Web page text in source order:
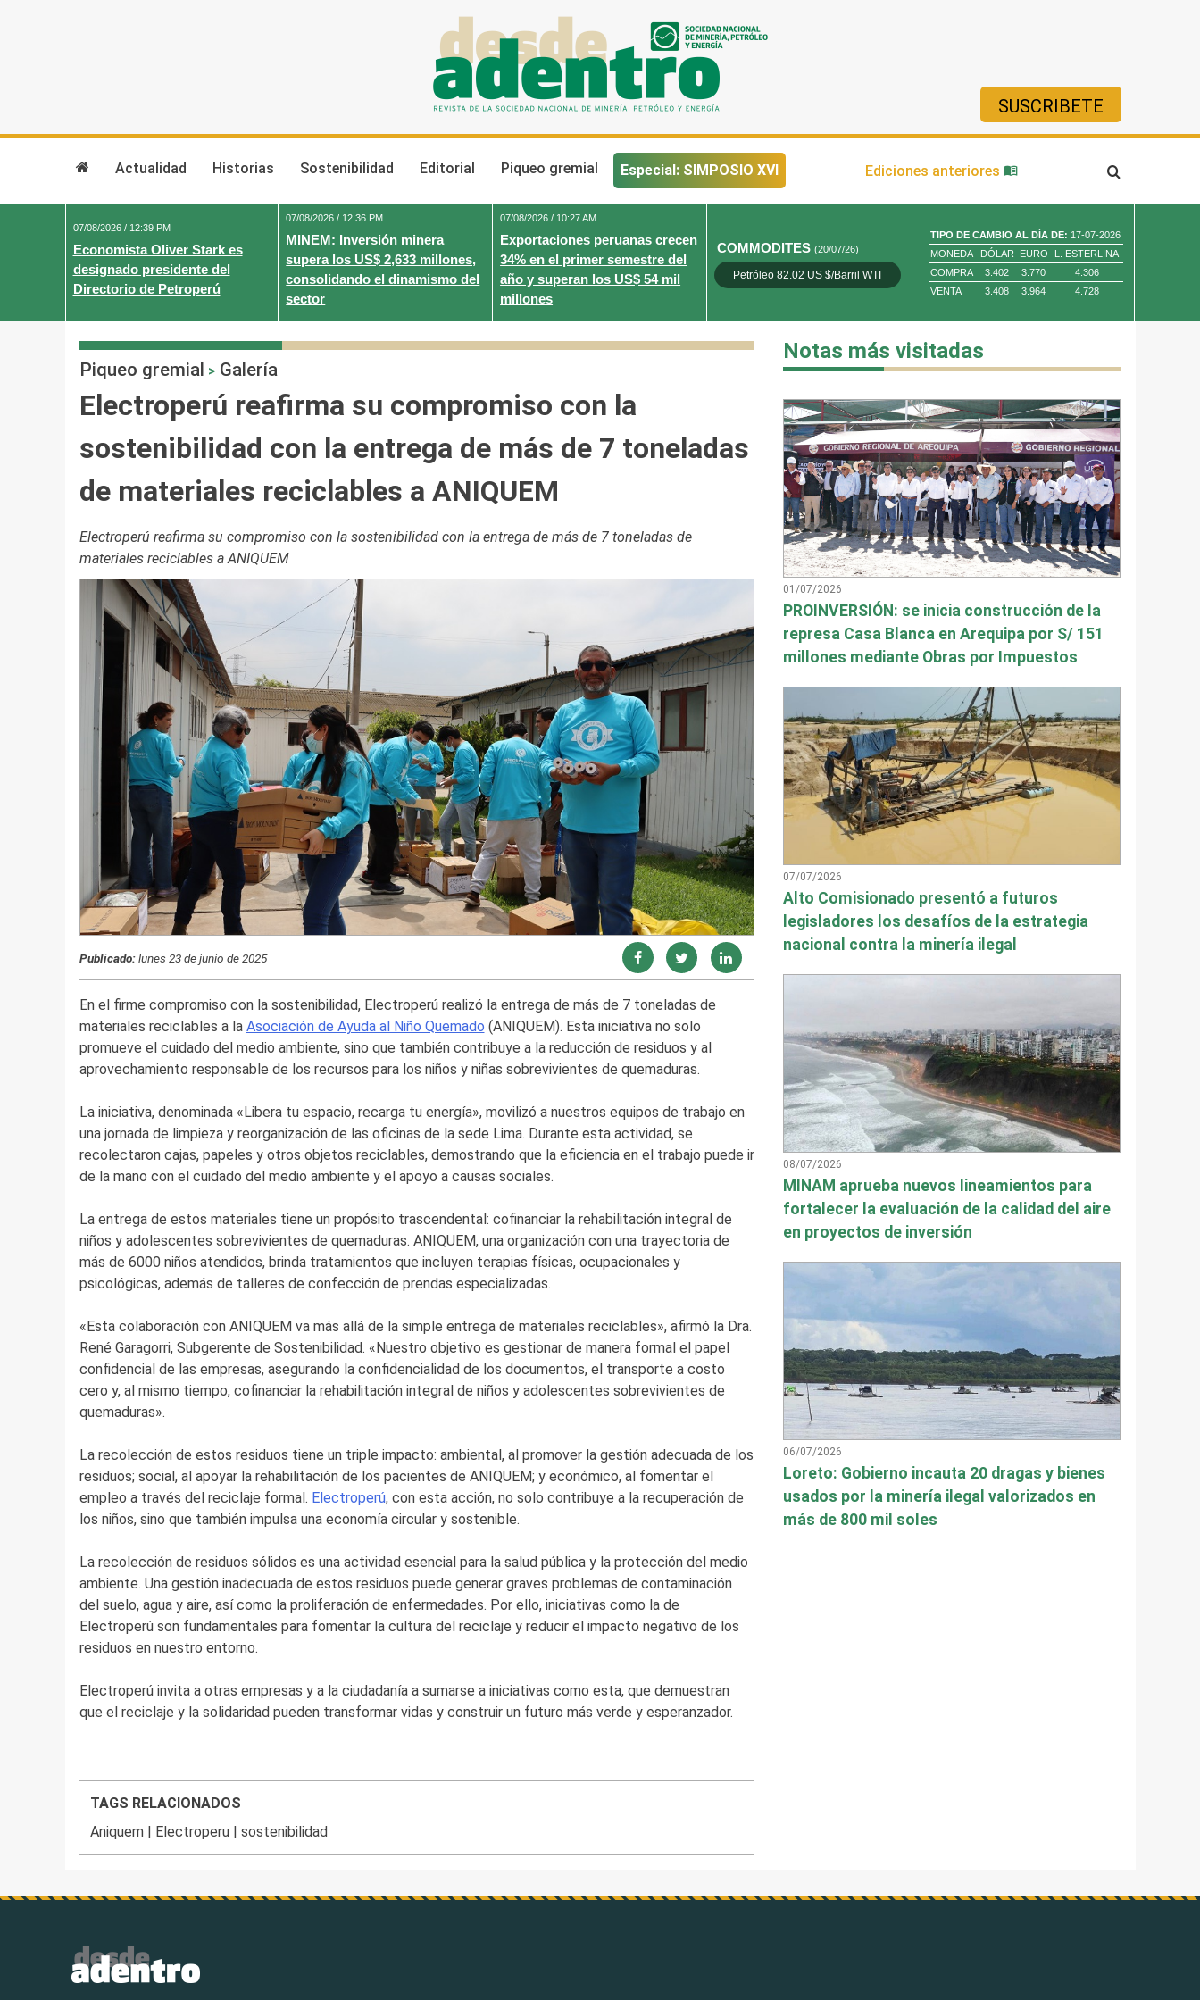
SUSCRIBETE
Actualidad Historias Sostenibilidad Editorial Piqueo gremial Especial: SIMPOSIO XVI Ediciones anteriores
07/08/2026 / 12:39 PM
Economista Oliver Stark es
designado presidente del
Directorio de Petroperú
07/08/2026 / 12:36 PM
MINEM: Inversión minera
supera los US$ 2,633 millones,
consolidando el dinamismo del
sector
07/08/2026 / 10:27 AM
Exportaciones peruanas crecen
34% en el primer semestre del
año y superan los US$ 54 mil
millones
COMMODITES(20/07/26)
Petróleo 82.02 US $/Barril WTI Oro 4,010.80 US $/ Oz. Tr.
TIPO DE CAMBIO AL DÍA DE: 17-07-2026
MONEDA
DÓLAR EURO
L. ESTERLINA
COMPRA
3.402 3.770
4.306
VENTA
3.408 3.964 4.728
Piqueo gremial > Galería
Electroperú reafirma su compromiso con la
sostenibilidad con la entrega de más de 7 toneladas
de materiales reciclables a ANIQUEM
Electroperú reafirma su compromiso con la sostenibilidad con la entrega de más de 7 toneladas de
materiales reciclables a ANIQUEM
Publicado:lunes 23 de junio de 2025
En el firme compromiso con la sostenibilidad, Electroperú realizó la entrega de más de 7 toneladas de
materiales reciclables a la Asociación de Ayuda al Niño Quemado (ANIQUEM). Esta iniciativa no solo
promueve el cuidado del medio ambiente, sino que también contribuye a la reducción de residuos y al
aprovechamiento responsable de los recursos para los niños y niñas sobrevivientes de quemaduras.
La iniciativa, denominada «Libera tu espacio, recarga tu energía», movilizó a nuestros equipos de trabajo en
una jornada de limpieza y reorganización de las oficinas de la sede Lima. Durante esta actividad, se
recolectaron cajas, papeles y otros objetos reciclables, demostrando que la eficiencia en el trabajo puede ir
de la mano con el cuidado del medio ambiente y el apoyo a causas sociales.
La entrega de estos materiales tiene un propósito trascendental: cofinanciar la rehabilitación integral de
niños y adolescentes sobrevivientes de quemaduras. ANIQUEM, una organización con una trayectoria de
más de 6000 niños atendidos, brinda tratamientos que incluyen terapias físicas, ocupacionales y
psicológicas, además de talleres de confección de prendas especializadas.
«Esta colaboración con ANIQUEM va más allá de la simple entrega de materiales reciclables», afirmó la Dra.
René Garagorri, Subgerente de Sostenibilidad. «Nuestro objetivo es gestionar de manera formal el papel
confidencial de las empresas, asegurando la confidencialidad de los documentos, el transporte a costo
cero y, al mismo tiempo, cofinanciar la rehabilitación integral de niños y adolescentes sobrevivientes de
quemaduras».
La recolección de estos residuos tiene un triple impacto: ambiental, al promover la gestión adecuada de los
residuos; social, al apoyar la rehabilitación de los pacientes de ANIQUEM; y económico, al fomentar el
empleo a través del reciclaje formal. Electroperú, con esta acción, no solo contribuye a la recuperación de
los niños, sino que también impulsa una economía circular y sostenible.
La recolección de residuos sólidos es una actividad esencial para la salud pública y la protección del medio
ambiente. Una gestión inadecuada de estos residuos puede generar graves problemas de contaminación
del suelo, agua y aire, así como la proliferación de enfermedades. Por ello, iniciativas como la de
Electroperú son fundamentales para fomentar la cultura del reciclaje y reducir el impacto negativo de los
residuos en nuestro entorno.
Electroperú invita a otras empresas y a la ciudadanía a sumarse a iniciativas como esta, que demuestran
que el reciclaje y la solidaridad pueden transformar vidas y construir un futuro más verde y esperanzador.
TAGS RELACIONADOS
Aniquem | Electroperu |sostenibilidad
Notas más visitadas
01/07/2026
PROINVERSIÓN: se inicia construcción de la
represa Casa Blanca en Arequipa por S/ 151
millones mediante Obras por Impuestos
07/07/2026
Alto Comisionado presentó a futuros
legisladores los desafíos de la estrategia
nacional contra la minería ilegal
08/07/2026
MINAM aprueba nuevos lineamientos para
fortalecer la evaluación de la calidad del aire
en proyectos de inversión
06/07/2026
Loreto: Gobierno incauta 20 dragas y bienes
usados por la minería ilegal valorizados en
más de 800 mil soles